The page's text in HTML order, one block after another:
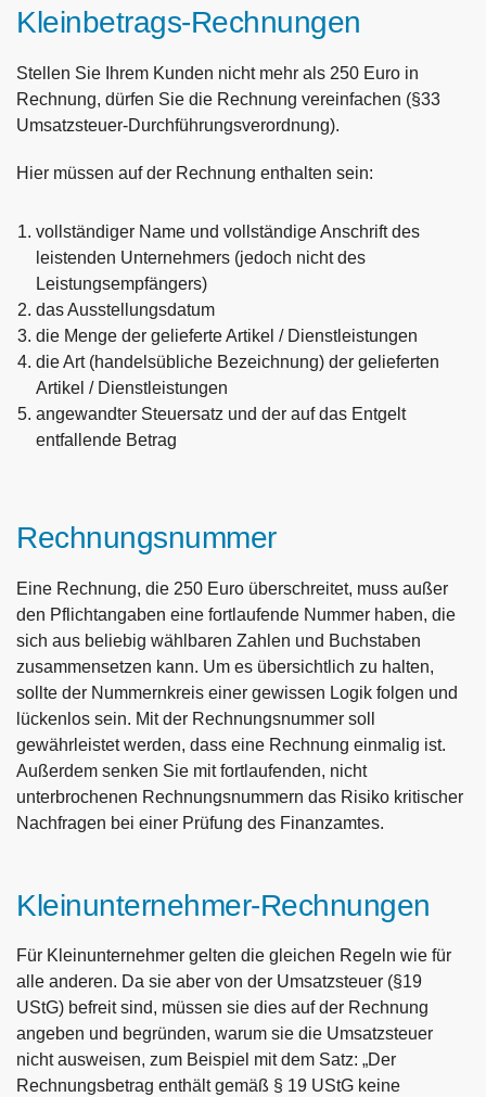
Kleinbetrags-Rechnungen
Stellen Sie Ihrem Kunden nicht mehr als 250 Euro in
Rechnung, dürfen Sie die Rechnung vereinfachen (§33
Umsatzsteuer-Durchführungsverordnung).
Hier müssen auf der Rechnung enthalten sein:
vollständiger Name und vollständige Anschrift des
leistenden Unternehmers (jedoch nicht des
Leistungsempfängers)
das Ausstellungsdatum
die Menge der gelieferte Artikel / Dienstleistungen
die Art (handelsübliche Bezeichnung) der gelieferten
Artikel / Dienstleistungen
angewandter Steuersatz und der auf das Entgelt
entfallende Betrag
Rechnungsnummer
Eine Rechnung, die 250 Euro überschreitet, muss außer
den Pflichtangaben eine fortlaufende Nummer haben, die
sich aus beliebig wählbaren Zahlen und Buchstaben
zusammensetzen kann. Um es übersichtlich zu halten,
sollte der Nummernkreis einer gewissen Logik folgen und
lückenlos sein. Mit der Rechnungsnummer soll
gewährleistet werden, dass eine Rechnung einmalig ist.
Außerdem senken Sie mit fortlaufenden, nicht
unterbrochenen Rechnungsnummern das Risiko kritischer
Nachfragen bei einer Prüfung des Finanzamtes.
Kleinunternehmer-Rechnungen
Für Kleinunternehmer gelten die gleichen Regeln wie für
alle anderen. Da sie aber von der Umsatzsteuer (§19
UStG) befreit sind, müssen sie dies auf der Rechnung
angeben und begründen, warum sie die Umsatzsteuer
nicht ausweisen, zum Beispiel mit dem Satz: „Der
Rechnungsbetrag enthält gemäß § 19 UStG keine